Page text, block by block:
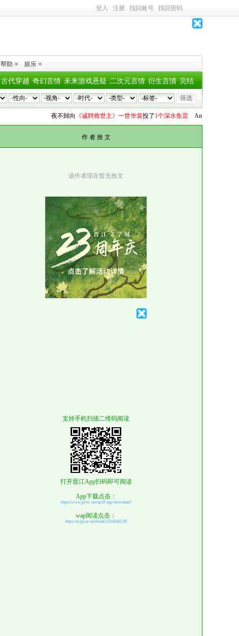
登入 注册 找回账号 找回密码
帮助 娱乐
完结
衍生言情
二次元言情
未来游戏悬疑
奇幻言情
古代穿越
夜不歸向《诚聘救世主》一世华裳投了1个深水鱼雷 Anita 向《被亲手养大
作 者 推 文
该作者现在暂无推文
支持手机扫描二维码阅读
打开晋江App扫码即可阅读
App下载点击：
https://www.jjwxc.net/sp/JJ-app-download/
wap阅读点击：
https://m.jjwxc.net/book2/3316402/30